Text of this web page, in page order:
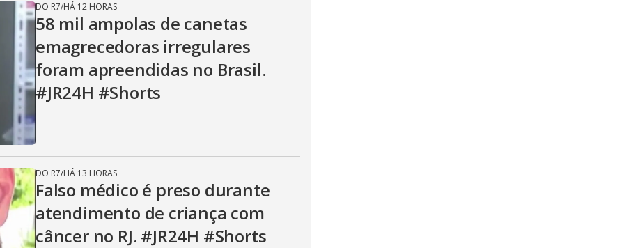
DO R7/HÁ 12 HORAS
58 mil ampolas de canetas
emagrecedoras irregulares
foram apreendidas no Brasil.
#JR24H #Shorts
DO R7/HÁ 13 HORAS
Falso médico é preso durante
atendimento de criança com
câncer no RJ. #JR24H #Shorts